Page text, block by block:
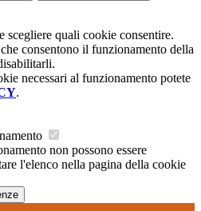
scegliere quali cookie consentire.
consentono il funzionamento della
necessari al funzionamento potete
.
non possono essere
l'elenco nella pagina della cookie